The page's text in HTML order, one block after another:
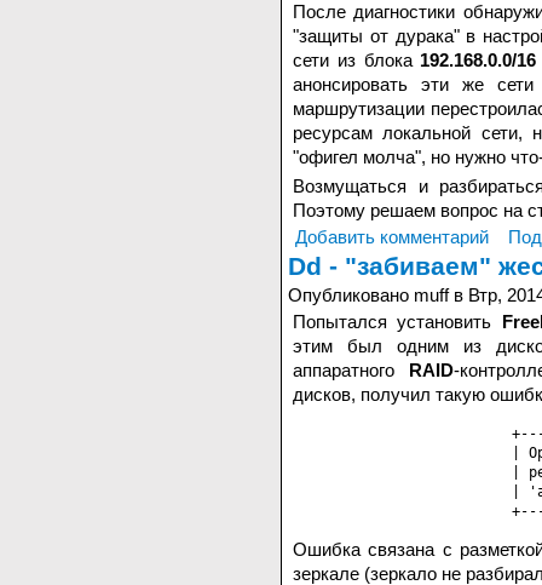
После диагностики
"защиты от дурака" в
сети из блока 192.168.0.0/16
анонсировать эти же
маршрутизации
ресурсам локальной сети,
"офигел молча", но нужно
Возмущаться и
Поэтому решаем вопрос на
Добавить комментарий
Dd - "забиваем"
Опубликовано muff в Втр,
Попытался установить
этим был одним из
аппаратного RAID-
дисков, получил такую
|
|
|
Ошибка связана с
зеркале (зеркало не